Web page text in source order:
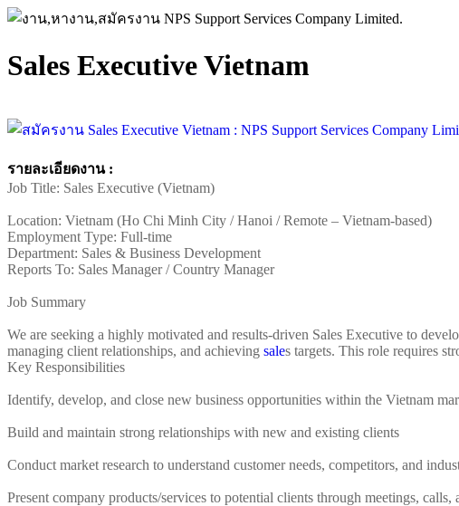
Sales Executive Vietnam
รายละเอียดงาน :
Job Title: Sales Executive (Vietnam)
Location: Vietnam (Ho Chi Minh City / Hanoi / Remote – Vietnam-based)
Employment Type: Full-time
Department: Sales & Business Development
Reports To: Sales Manager / Country Manager
Job Summary
We are seeking a highly motivated and results-driven Sales Executive to
managing client relationships, and achieving sales targets. This role requires
Key Responsibilities
Identify, develop, and close new business opportunities within the Vietnam
Build and maintain strong relationships with new and existing clients
Conduct market research to understand customer needs, competitors, and
Present company products/services to potential clients through meetings, calls,